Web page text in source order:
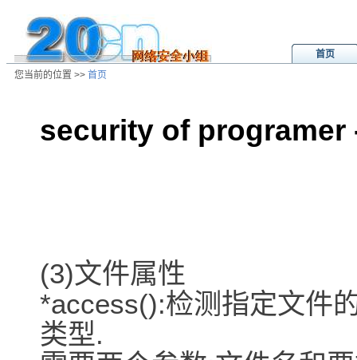
首页
您当前的位置 >> 首页
security of programer
(3)文件属性
*access():检测指定文件
类型.